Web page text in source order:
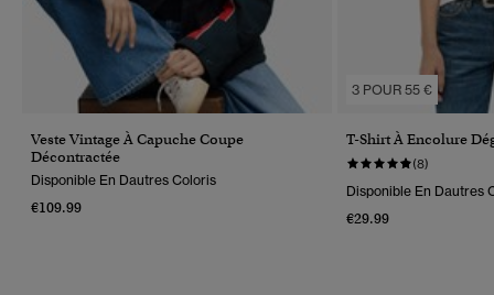
Veste Vintage À Capuche Coupe
Décontractée
Disponible En Dautres Coloris
€109.99
3 POUR 55 €
T-Shirt À Encolure
(8)
Disponible En Dautres
€29.99